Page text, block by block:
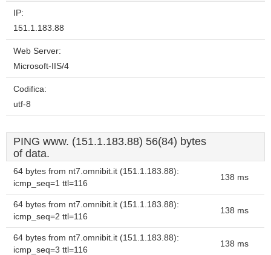
IP:
151.1.183.88
Web Server:
Microsoft-IIS/4
Codifica:
utf-8
PING www. (151.1.183.88) 56(84) bytes
of data.
64 bytes from nt7.omnibit.it (151.1.183.88):
icmp_seq=1 ttl=116
138 ms
64 bytes from nt7.omnibit.it (151.1.183.88):
icmp_seq=2 ttl=116
138 ms
64 bytes from nt7.omnibit.it (151.1.183.88):
icmp_seq=3 ttl=116
138 ms